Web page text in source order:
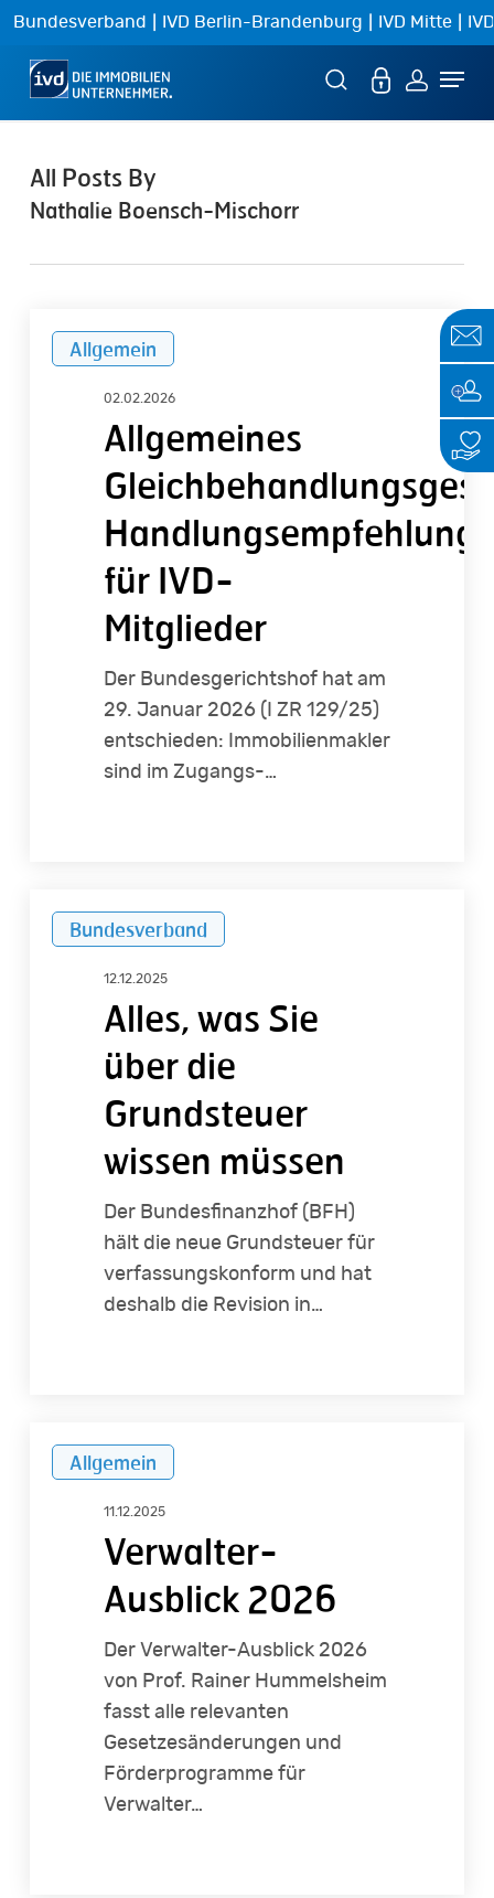
Skip
main
Bundesverband | IVD Berlin-Brandenburg | IVD Mitte |
All Posts By
Nathalie Boensch-Mischorr
Gleichbehandlungsgesetz:
Mitglieder
Allgemein
02.02.2026
Allgemeines
für IVD-
Mitglieder
Der Bundesgerichtshof hat am
29. Januar 2026 (I ZR 129/25)
entschieden: Immobilienmakler
sind im Zugangs-…
Grundsteuer
Bundesverband
12.12.2025
Alles, was Sie
über die
Grundsteuer
wissen müssen
Der Bundesfinanzhof (BFH)
hält die neue Grundsteuer für
verfassungskonform und hat
deshalb die Revision in…
AusblickAllgemein
11.12.2025
Verwalter-
Ausblick 2026
Der Verwalter-Ausblick 2026
von Prof. Rainer Hummelsheim
fasst alle relevanten
Gesetzesänderungen und
Förderprogramme für
Verwalter…